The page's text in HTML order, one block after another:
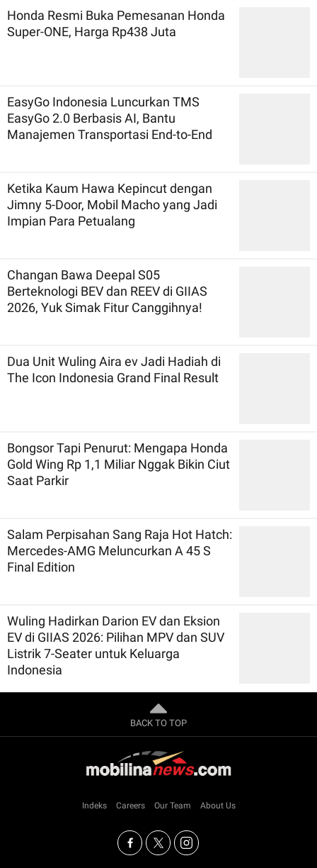
Honda Resmi Buka Pemesanan Honda
Super-ONE, Harga Rp438 Juta
EasyGo Indonesia Luncurkan TMS
EasyGo 2.0 Berbasis AI, Bantu
Manajemen Transportasi End-to-End
Ketika Kaum Hawa Kepincut dengan
Jimny 5-Door, Mobil Macho yang Jadi
Impian Para Petualang
Changan Bawa Deepal S05
Berteknologi BEV dan REEV di GIIAS
2026, Yuk Simak Fitur Canggihnya!
Dua Unit Wuling Aira ev Jadi Hadiah di
The Icon Indonesia Grand Final Result
Bongsor Tapi Penurut: Mengapa Honda
Gold Wing Rp 1,1 Miliar Nggak Bikin Ciut
Saat Parkir
Salam Perpisahan Sang Raja Hot Hatch:
Mercedes-AMG Meluncurkan A 45 S
Final Edition
Wuling Hadirkan Darion EV dan Eksion
EV di GIIAS 2026: Pilihan MPV dan SUV
Listrik 7-Seater untuk Keluarga
Indonesia
BACK TO TOP
Indeks Careers Our Team About Us